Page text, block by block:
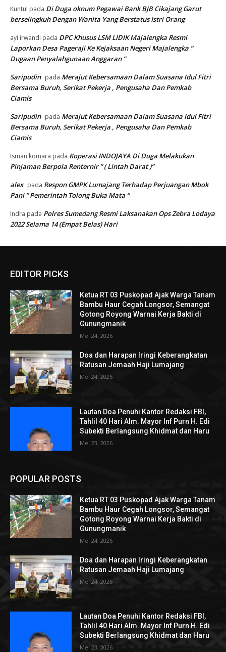
Kuntul pada Di Duga oknum Pegawai Bank BJB Cikajang Garut
berselingkuh Dengan Wanita Yang Berstatus Istri Orang
ayi irwandi pada DPC Khusus LSM LIDIK Majalengka Resmi
Laporkan Desa Pageraji Ke Kejaksaan Negeri Majalengka ”
Dugaan Penyalahgunaan Anggaran “
Saripudin pada Merajut Kebersamaan Dalam Suasana Idul Fitri
Bersama Buruh, Serikat Pekerja , Pengusaha Dan Pemkab
Ciamis
Saripudin pada Merajut Kebersamaan Dalam Suasana Idul Fitri
Bersama Buruh, Serikat Pekerja , Pengusaha Dan Pemkab
Ciamis
Isman komara pada Koperasi INDOJAYA Di Duga Melakukan
Pinjaman Berpola Renternir ” ( Lintah Darat )”
alex pada Respon GMPK Lumajang Terhadap Perjuangan Mbok
Pani ” Pemerintah Tolong Buka Mata “
Indra pada Polres Sumedang Resmi Laksanakan Ops Zebra Lodaya
2022 Selama 14 (Empat Belas) Hari
EDITOR PICKS
Ketua RT 03 Puskopad Ajak Warga Tanam
Bambu Haur Cegah Longsor, Semangat
Gotong Royong Warnai Kerja Bakti di
Gunungmanik
Mei 24, 2026
Doa dan Harapan Iringi Keberangkatan
Ratusan Jemaah Haji Lumajang
Mei 24, 2026
Lautan Doa Penuhi Kantor Redaksi FBI,
Tahlil 40 Hari Alm. Mayor Inf Purn H. Edi
Subekti Berlangsung Khidmat dan Haru
Mei 23, 2026
POPULAR POSTS
Ketua RT 03 Puskopad Ajak Warga Tanam
Bambu Haur Cegah Longsor, Semangat
Gotong Royong Warnai Kerja Bakti di
Gunungmanik
Mei 24, 2026
Doa dan Harapan Iringi Keberangkatan
Ratusan Jemaah Haji Lumajang
Mei 24, 2026
Lautan Doa Penuhi Kantor Redaksi FBI,
Tahlil 40 Hari Alm. Mayor Inf Purn H. Edi
Subekti Berlangsung Khidmat dan Haru
Mei 23, 2026